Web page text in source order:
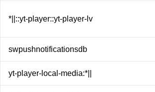
*||::yt-player::yt-player-lv
swpushnotificationsdb
yt-player-local-media:*||